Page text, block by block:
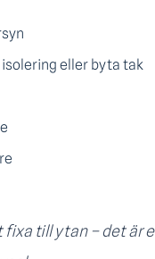
eller byta tak
till ytan – det är